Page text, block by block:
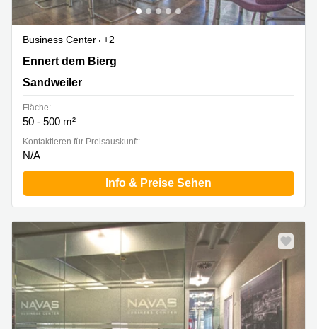
Business Center
+2
2b Ennert dem Bierg, Sandweiler
Ennert dem Bierg
Sandweiler
Fläche:
50 - 500 m²
Kontaktieren für Preisauskunft:
N/A
Info & Preise Sehen